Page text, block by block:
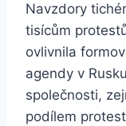
Navzdory
tisícům
ovlivnila
agendy v
společnosti,
podílem